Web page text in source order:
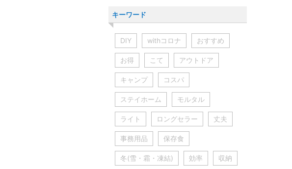
キーワード
DIY withコロナ おすすめ
お得 こて アウトドア
キャンプ コスパ
ステイホーム モルタル
ライト ロングセラー 丈夫
事務用品 保存食
冬(雪・霜・凍結) 効率 収納